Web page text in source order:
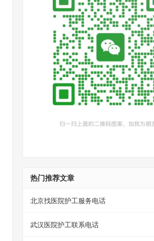
热门推荐文章
北京找医院护工服务电话
武汉医院护工联系电话